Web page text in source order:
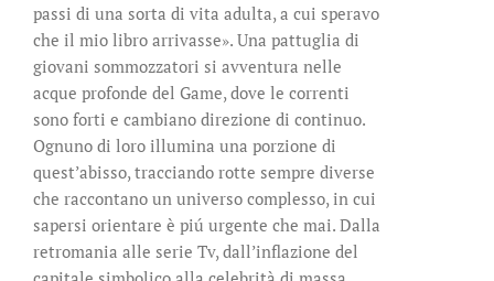
passi di una sorta di vita adulta, a cui speravo
che il mio libro arrivasse». Una pattuglia di
giovani sommozzatori si avventura nelle
acque profonde del Game, dove le correnti
sono forti e cambiano direzione di continuo.
Ognuno di loro illumina una porzione di
quest’abisso, tracciando rotte sempre diverse
che raccontano un universo complesso, in cui
sapersi orientare è piú urgente che mai. Dalla
retromania alle serie Tv, dall’inflazione del